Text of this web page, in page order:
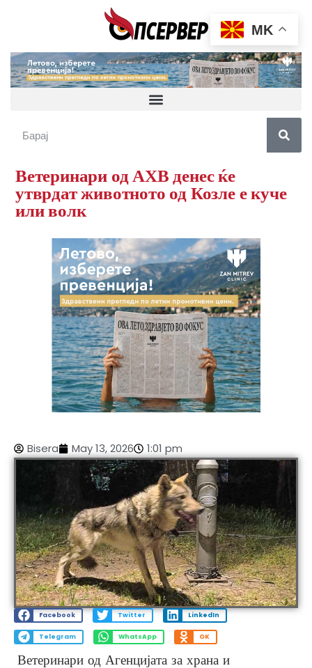
Ветеринари од АХВ денес ќе
утврдат животното од Козле е куче
или волк
Bisera May 13, 2026 1:01 pm
Facebook Twitter LinkedIn
Telegram WhatsApp OK
Ветеринари од Агенцијата за храна и
MK